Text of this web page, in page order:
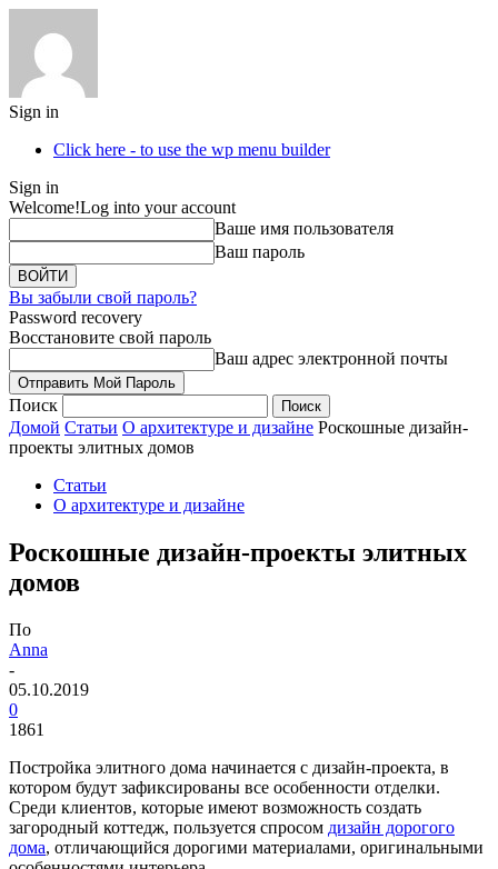
Sign in
Click here - to use the wp menu builder
Sign in
Welcome!Log into your account
Ваше имя пользователя
Ваш пароль
Вы забыли свой пароль?
Password recovery
Восстановите свой пароль
Ваш адрес электронной почты
Поиск
Домой Статьи О архитектуре и дизайне Роскошные дизайн-
проекты элитных домов
Статьи
О архитектуре и дизайне
Роскошные дизайн-проекты элитных
домов
По
Anna
-
05.10.2019
0
1861
Постройка элитного дома начинается с дизайн-проекта, в
котором будут зафиксированы все особенности отделки.
Среди клиентов, которые имеют возможность создать
загородный коттедж, пользуется спросом дизайн дорогого
дома, отличающийся дорогими материалами, оригинальными